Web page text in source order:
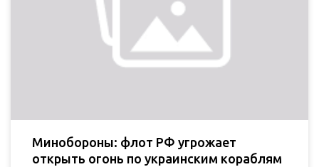
Минобороны: флот РФ угрожает
открыть огонь по украинским кораблям